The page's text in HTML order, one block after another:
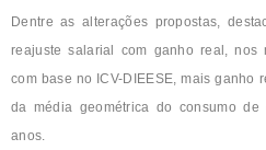
Dentre as alterações propostas,
reajuste salarial com ganho real, nos
com base no ICV-DIEESE, mais ganho
da média geométrica do consumo
anos.